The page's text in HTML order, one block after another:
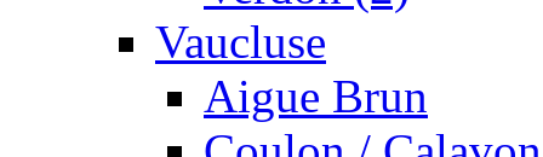
Vaucluse
Aigue Brun